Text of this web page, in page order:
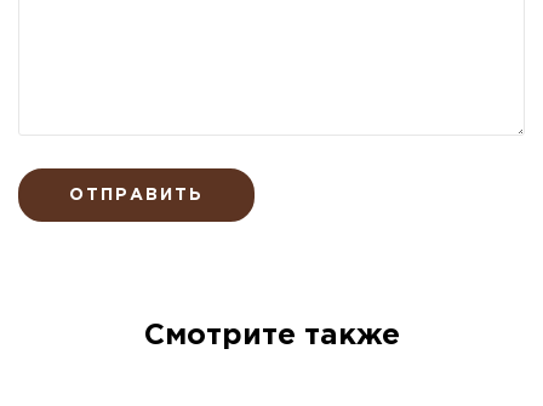
ОТПРАВИТЬ
Смотрите также